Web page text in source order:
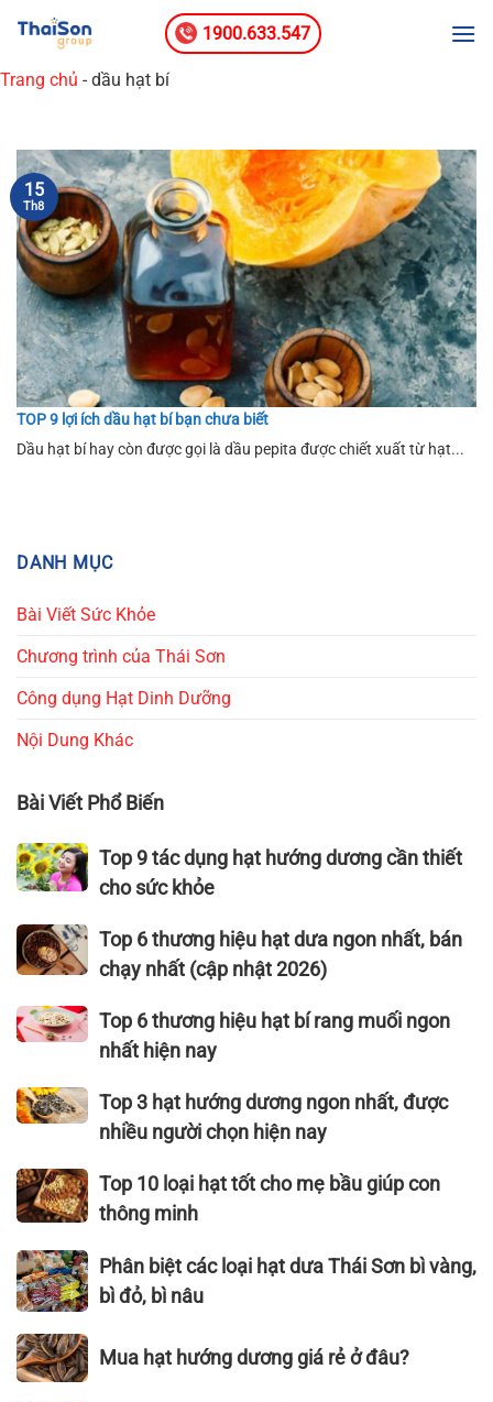
qua
nội
dung
1900.633.547
Trang chủ - dầu hạt bí
TOP 9 lợi ích dầu hạt bí bạn chưa biết
Dầu hạt bí hay còn được gọi là dầu pepita được chiết xuất từ hạt...
15
Th8
DANH MỤC
Bài Viết Sức Khỏe
Chương trình của Thái Sơn
Công dụng Hạt Dinh Dưỡng
Nội Dung Khác
Bài Viết Phổ Biến
Top
9
dụng
hạt
dương
cần
cho
sức
Top 9 tác dụng hạt hướng dương cần thiết
cho sức khỏe
Top
6
hiệu hạt
dưa
nhất,
bán
nhất
(cập
nhật
2026)
Top 6 thương hiệu hạt dưa ngon nhất, bán
chạy nhất (cập nhật 2026)
Top
6
hiệu
hạt
rang
muối
ngon
nhất
hiện
nay
Top 6 thương hiệu hạt bí rang muối ngon
nhất hiện nay
Top
3
hướng
dương
nhất,
được
nhiều
người
chọn
hiện
Top 3 hạt hướng dương ngon nhất, được
nhiều người chọn hiện nay
Top
10
hạt
tốt
cho
mẹ
bầu
Top 10 loại hạt tốt cho mẹ bầu giúp con
thông minh
Phân
biệt
các
loại
hạt
Phân biệt các loại hạt dưa Thái Sơn bì vàng,
bì đỏ, bì nâu
Mua
hạt
Mua hạt hướng dương giá rẻ ở đâu?